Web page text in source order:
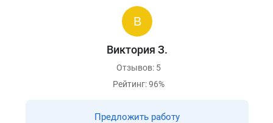
Виктория З.
Отзывов: 5
Рейтинг: 96%
Предложить работу